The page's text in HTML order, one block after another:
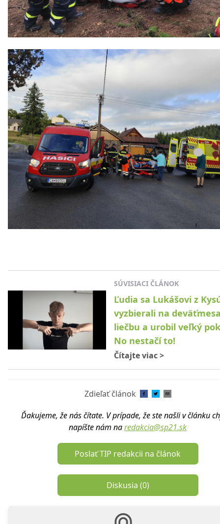
SÚVISIACI ČLÁNOK
Ľudia sa Lukášovi z
vyzbierali na
liečbu a urobil veľký
No nestačí to!
Čítajte viac>
Zdieľať článok
Ďakujeme, že nás čítate. V prípade, že ste našli v článku
napíšte nám naredakcia@sp21.sk
Poslať TIP redakcii na článok
Diskusia (0)